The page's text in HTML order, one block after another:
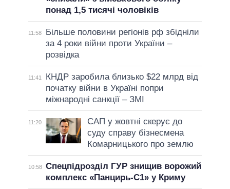
понад 1,5 тисячі чоловіків
11:58
Більше половини регіонів рф збідніли
за 4 роки війни проти України –
розвідка
11:41
КНДР заробила близько $22 млрд від
початку війни в Україні попри
міжнародні санкції – ЗМІ
11:20
САП у жовтні скерує до
суду справу бізнесмена
Комарницького про землю
10:58 Спецпідрозділ ГУР знищив ворожий
комплекс «Панцирь-С1» у Криму